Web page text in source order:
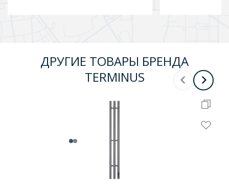
ДРУГИЕ ТОВАРЫ БРЕНДА
TERMINUS